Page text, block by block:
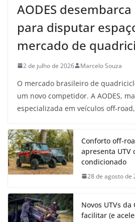
AODES
para disputar
mercado de
2 de julho de 2026 Marcelo Souza
O mercado brasileiro de
um novo competidor. A AODES,
especializada em veículos off-
Conforto off-
apresenta UTV
condicionado
28 de agosto de
Novos UTVs da
facilitar (e